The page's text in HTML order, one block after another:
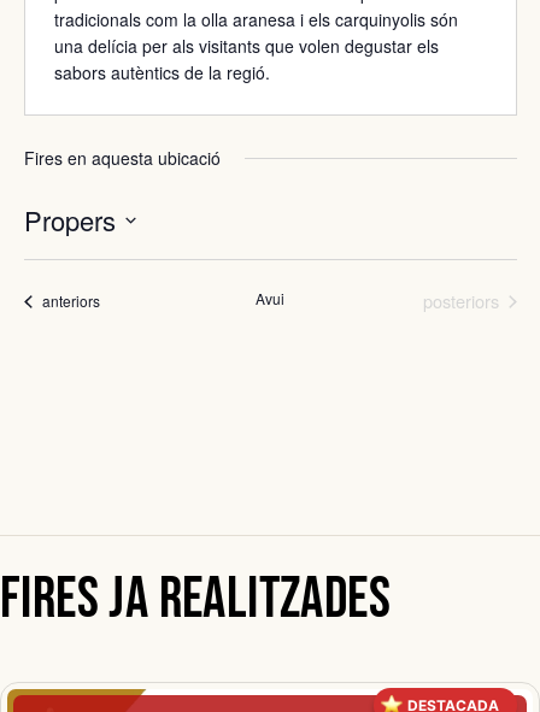
tradicionals com la olla aranesa i els carquinyolis són
una delícia per als visitants que volen degustar els
sabors autèntics de la regió.
Fires en aquesta ubicació
Propers
data.
Fires
anteriors Avui Fires
posteriors
Fires ja realitzades